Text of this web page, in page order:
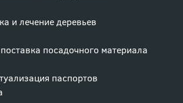
и лечение деревьев
посадочного материала
паспортов